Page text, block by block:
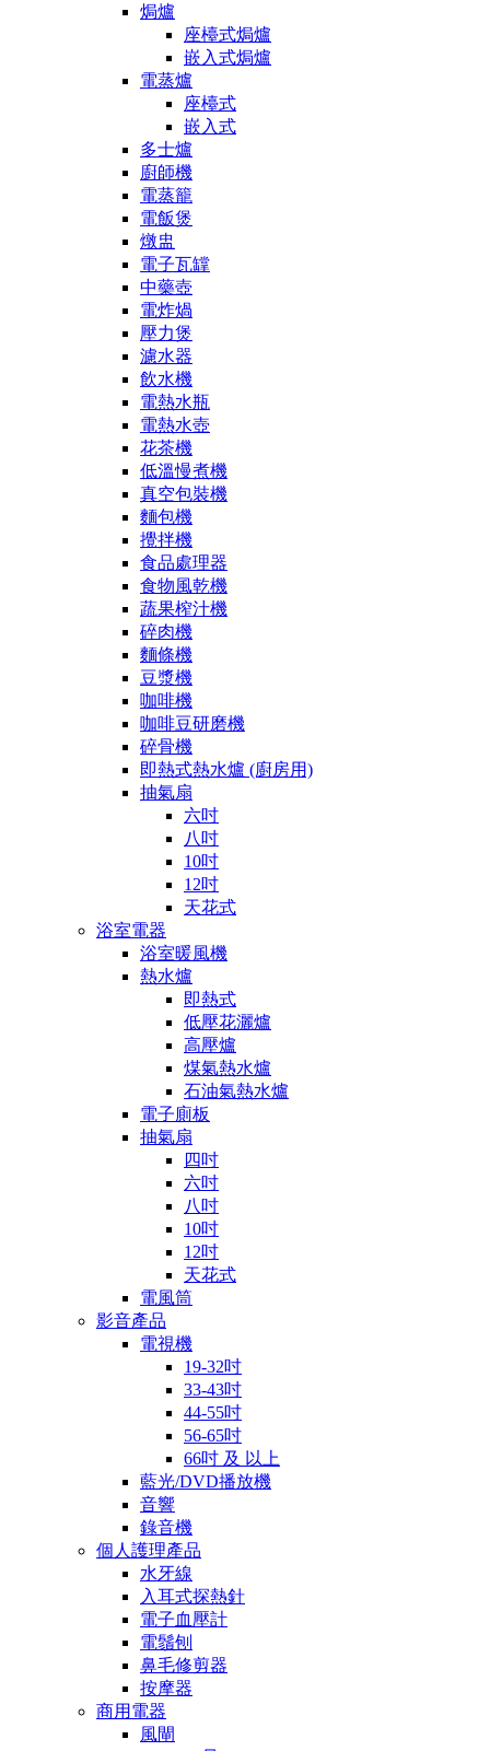
焗爐
座檯式焗爐
嵌入式焗爐
電蒸爐
座檯式
嵌入式
多士爐
廚師機
電蒸籠
電飯煲
燉盅
電子瓦罉
中藥壺
電炸煱
壓力煲
濾水器
飲水機
電熱水瓶
電熱水壺
花茶機
低溫慢煮機
真空包裝機
麵包機
攪拌機
食品處理器
食物風乾機
蔬果榨汁機
碎肉機
麵條機
豆漿機
咖啡機
咖啡豆研磨機
碎骨機
即熱式熱水爐 (廚房用)
抽氣扇
六吋
八吋
10吋
12吋
天花式
浴室電器
浴室暖風機
熱水爐
即熱式
低壓花灑爐
高壓爐
煤氣熱水爐
石油氣熱水爐
電子廁板
抽氣扇
四吋
六吋
八吋
10吋
12吋
天花式
電風筒
影音產品
電視機
19-32吋
33-43吋
44-55吋
56-65吋
66吋 及 以上
藍光/DVD播放機
音響
錄音機
個人護理產品
水牙線
入耳式探熱針
電子血壓計
電鬚刨
鼻毛修剪器
按摩器
商用電器
風閘